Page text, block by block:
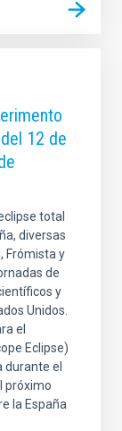
12 de
total
diversas
Frómista y
de
y
Unidos.
el
Eclipse)
durante el
próximo
la España